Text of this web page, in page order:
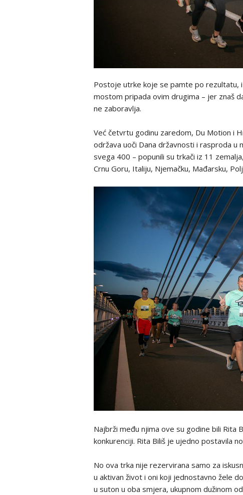
Postoje utrke koje se pamte po rezultatu,
mostom pripada ovim drugima – jer znaš
ne zaboravlja.
Već četvrtu godinu zaredom, Du Motion i
održava uoči Dana državnosti i rasproda
svega 400 – popunili su trkači iz 11
Crnu Goru, Italiju, Njemačku, Mađarsku,
Najbrži među njima ove su godine bili Rita
konkurenciji. Rita Biliš je ujedno postavila
No ova trka nije rezervirana samo za
u aktivan život i oni koji jednostavno žele
u suton u oba smjera, ukupnom dužinom